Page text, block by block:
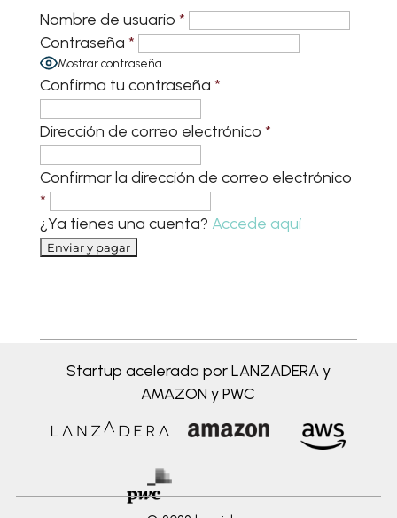
Nombre de usuario *
Contraseña *
Mostrar contraseña
Confirma tu contraseña *
Dirección de correo electrónico *
Confirmar la dirección de correo electrónico
*
¿Ya tienes una cuenta? Accede aquí
Startup acelerada por LANZADERA y
AMAZON y PWC